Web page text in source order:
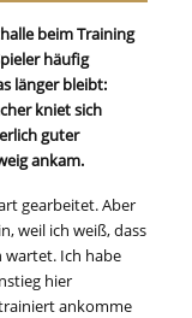
beim Training
häufig
länger bleibt:
kniet sich
guter
ankam.
gearbeitet. Aber
weil ich weiß, dass
wartet. Ich habe
hier
ankomme